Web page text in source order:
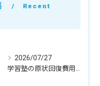
Recent
2026/07/27
学習塾の原状回復費用はいくら？教室数・間仕切りで変わる相場と注意点